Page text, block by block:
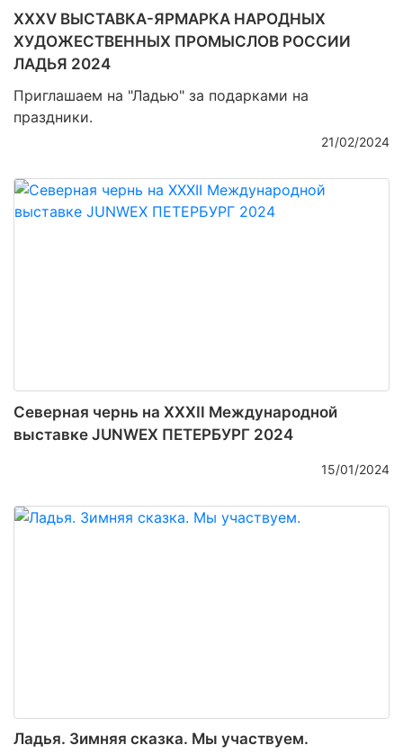
XXХV ВЫСТАВКА-ЯРМАРКА НАРОДНЫХ
ХУДОЖЕСТВЕННЫХ ПРОМЫСЛОВ РОССИИ
ЛАДЬЯ 2024
Приглашаем на "Ладью" за подарками на
праздники.
21/02/2024
Северная чернь на XXXII Международной
выставке JUNWEX ПЕТЕРБУРГ 2024
15/01/2024
Ладья. Зимняя сказка. Мы участвуем.